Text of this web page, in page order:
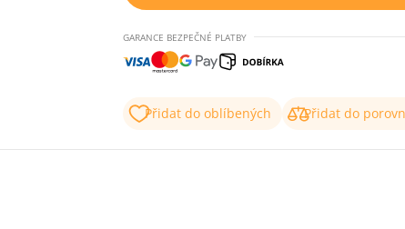
GARANCE BEZPEČNÉ PLATBY
Přidat do oblíbených
Přidat do